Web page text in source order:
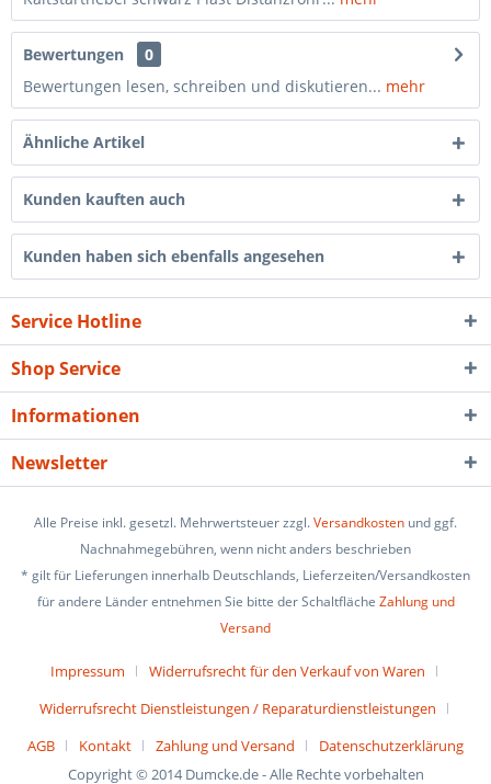
Bewertungen
0
Bewertungen lesen, schreiben und diskutieren... mehr
Ähnliche Artikel
Kunden kauften auch
Kunden haben sich ebenfalls angesehen
Service Hotline
Shop Service
Informationen
Newsletter
Alle Preise inkl. gesetzl. Mehrwertsteuer zzgl.Versandkosten und ggf.
Nachnahmegebühren, wenn nicht anders beschrieben
* gilt für Lieferungen innerhalb Deutschlands, Lieferzeiten/Versandkosten
für andere Länder entnehmen Sie bitte der Schaltfläche Zahlung und
Versand
Impressum
Widerrufsrecht für den Verkauf von Waren
Widerrufsrecht Dienstleistungen / Reparaturdienstleistungen
AGB
Kontakt Zahlung und Versand
Datenschutzerklärung
Copyright © 2014 Dumcke.de - Alle Rechte vorbehalten